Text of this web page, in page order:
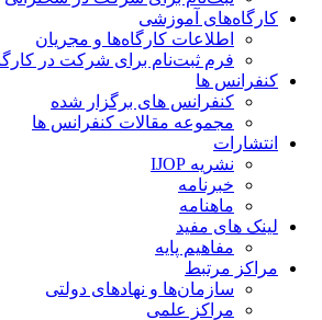
کارگاه‌های آموزشی
اطلاعات کارگاه‌ها و مجریان
فرم ثبت‌نام برای شرکت در کارگاه
کنفرانس ها
کنفرانس های برگزار شده
مجموعه مقالات کنفرانس ها
انتشارات
نشریه IJOP
خبرنامه
ماهنامه
لینک های مفید
مفاهیم پایه
مراکز مرتبط
سازمان‌ها و نهادهای دولتی
مراکز علمی